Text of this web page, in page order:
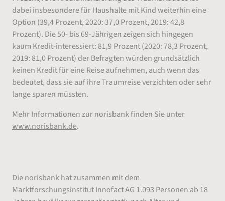
dabei insbesondere für Haushalte mit Kind weiterhin eine
Option (39,4 Prozent, 2020: 37,0 Prozent, 2019: 42,8
Prozent). Die 50- bis 69-Jährigen zeigen sich hingegen
kaum Kredit-interessiert: 81,9 Prozent (2020: 78,3 Prozent,
2019: 81,0 Prozent) der Befragten würden grundsätzlich
keinen Kredit für eine Reise aufnehmen, auch wenn das
bedeutet, dass sie auf ihre Traumreise verzichten oder sehr
lange sparen müssten.
Mehr Informationen zur norisbank finden Sie unter
www.norisbank.de.
Die norisbank hat zusammen mit dem
Marktforschungsinstitut Innofact AG 1.093 Personen ab 18